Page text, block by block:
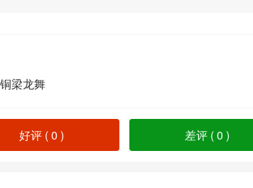
铜梁龙舞
好评 (0 ) 差评 (0 )